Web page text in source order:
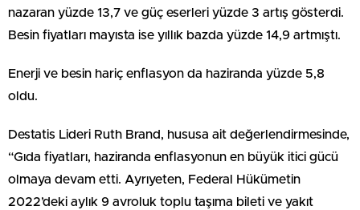
nazaran yüzde 13,7 ve güç eserleri yüzde 3 artış gösterdi.
Besin fiyatları mayısta ise yıllık bazda yüzde 14,9 artmıştı.
Enerji ve besin hariç enflasyon da haziranda yüzde 5,8
oldu.
Destatis Lideri Ruth Brand, hususa ait değerlendirmesinde,
“Gıda fiyatları, haziranda enflasyonun en büyük itici gücü
olmaya devam etti. Ayrıyeten, Federal Hükümetin
2022’deki aylık 9 avroluk toplu taşıma bileti ve yakıt